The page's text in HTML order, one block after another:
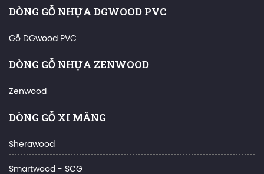
DÒNG GỖ NHỰA DGWOOD PVC
Gỗ DGwood PVC
DÒNG GỖ NHỰA ZENWOOD
Zenwood
DÒNG GỖ XI MĂNG
Sherawood
Smartwood - SCG